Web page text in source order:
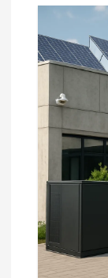
a
w
p
s
u